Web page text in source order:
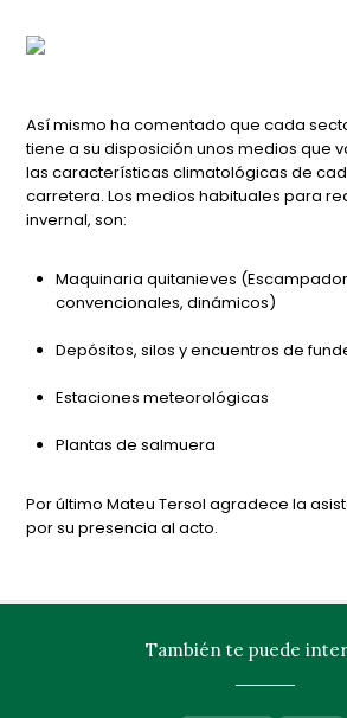
Así mismo ha comentado que cada
tiene a su disposición unos medios que
las características climatológicas de
carretera. Los medios habituales para
invernal, son:
Maquinaria quitanieves
convencionales, dinámicos)
Depósitos, silos y encuentros de
Estaciones meteorológicas
Plantas de salmuera
Por último Mateu Tersol agradece la
por su presencia al acto.
También te puede